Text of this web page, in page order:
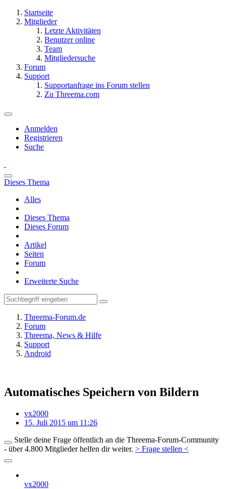
Startseite
Mitglieder
Letzte Aktivitäten
Benutzer online
Team
Mitgliedersuche
Forum
Support
Supportanfrage ins Forum stellen
Zu Threema.com
Anmelden
Registrieren
Suche
Dieses Thema
Alles
Dieses Thema
Dieses Forum
Artikel
Seiten
Forum
Erweiterte Suche
Threema-Forum.de
Forum
Threema, News & Hilfe
Support
Android
Automatisches Speichern von Bildern
vx2000
15. Juli 2015 um 11:26
Stelle deine Frage öffentlich an die Threema-Forum-Community
- über 4.800 Mitglieder helfen dir weiter. > Frage stellen <
vx2000